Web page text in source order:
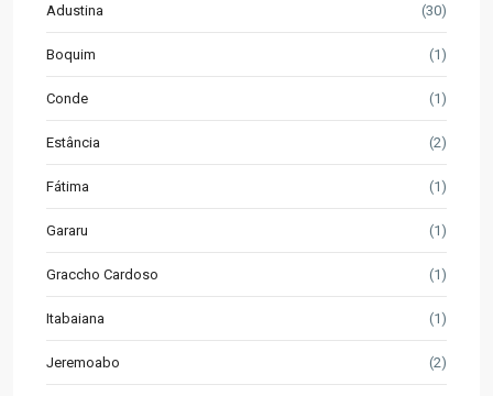
Adustina (30)
Boquim (1)
Conde (1)
Estância (2)
Fátima (1)
Gararu (1)
Graccho Cardoso (1)
Itabaiana (1)
Jeremoabo (2)